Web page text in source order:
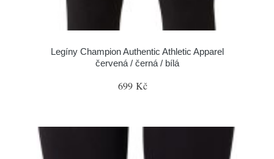
Legíny Champion Authentic Athletic Apparel
červená / černá / bílá
699 Kč